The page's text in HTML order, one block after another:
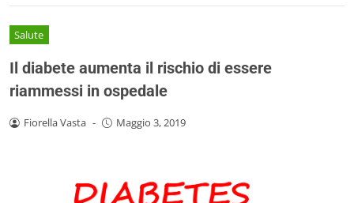
Salute
Il diabete aumenta il rischio di essere
riammessi in ospedale
Fiorella Vasta - Maggio 3, 2019